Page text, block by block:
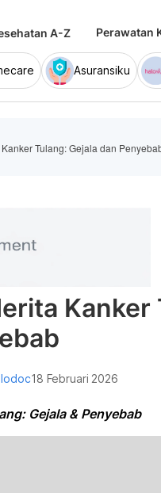
A-Z Perawatan
Asuransiku
Tulang: Gejala dan
Kanker
18 Februari 2026
Gejala & Penyebab